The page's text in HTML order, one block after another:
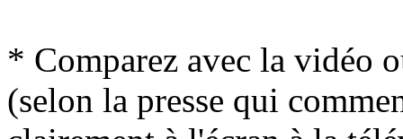
* Comparez avec la vidéo
(selon la presse qui